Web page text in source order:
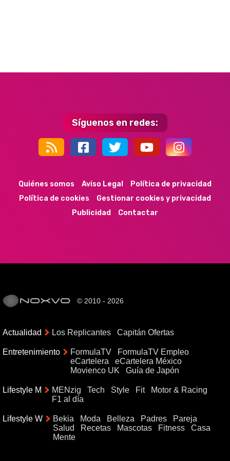
Síguenos en redes:
Quiénes somos Aviso Legal
Política de privacidad
Política de cookies
Gestionar cookies y privacidad
Publicidad
Contactar
© 2010 - 2026
Actualidad Los Replicantes Capitán Ofertas
Entretenimiento FormulaTV
FormulaTV Empleo
eCartelera
eCartelera México
Movienco UK
Guía de Japón
Lifestyle M MENzig Tech Style Fit
Motor & Racing
F1 al día
Lifestyle W Bekia Moda Belleza Padres
Pareja
Salud
Recetas Mascotas Fitness
Casa
Mente